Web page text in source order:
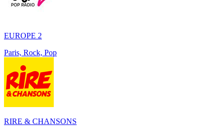
EUROPE 2
Paris, Rock, Pop
RIRE & CHANSONS